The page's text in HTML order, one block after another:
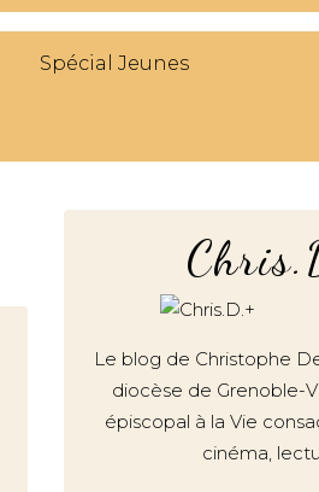
Spécial Jeunes
Le blog de Christophe
diocèse de Grenoble-
épiscopal à la Vie
cinéma,